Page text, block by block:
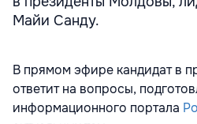
Майи Санду.
В прямом эфире кандидат в
ответит на вопросы,
информационного портала